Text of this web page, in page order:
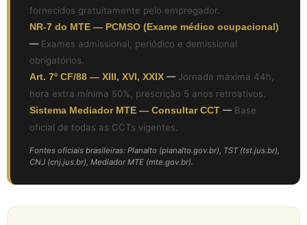
fornecidos gratuitamente pelo empregador.
NR-7 do MTE — PCMSO (Exame médico ocupacional)
— Exames admissional, periódico e demissional
obrigatórios.
Art. 7º CF/88 — XIII, XVI, XXIX — Jornada máxima 44h,
hora extra mínima 50%, prescrição 5 anos retroativos.
Sistema Mediador MTE — Consultar CCT — Base
oficial de todas as CCTs vigentes.
Fontes oficiais brasileiras: Planalto (planalto.gov.br), TST (tst.jus.br),
CNJ (cnj.jus.br), Mediador MTE (mte.gov.br).